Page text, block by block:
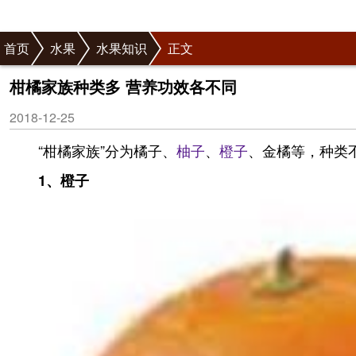
首页 水果 水果知识 正文
柑橘家族种类多 营养功效各不同
2018-12-25
“柑橘家族”分为橘子、 柚子、 橙子、金橘等，种类
1、橙子